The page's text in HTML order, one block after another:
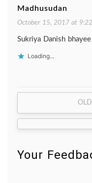
Madhusudan
October 15, 2017 at
Sukriya Danish
Loading...
Your